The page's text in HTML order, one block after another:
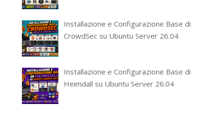
Installazione e Configurazione Base di
CrowdSec su Ubuntu Server 26.04
Installazione e Configurazione Base di
Heimdall su Ubuntu Server 26.04